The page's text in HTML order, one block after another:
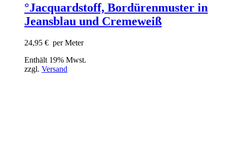
°Jacquardstoff, Bordürenmuster in
Jeansblau und Cremeweiß
24,95 € per Meter
Enthält 19% Mwst.
zzgl. Versand